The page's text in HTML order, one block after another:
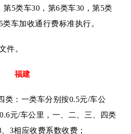
第5类车30，第6类车30，第5类
车加收通行费标准执行。
件。
福建
类：一类车分别按0.5元/车公
元/车公里，一、二、三、四类
3相应收费系数收费；